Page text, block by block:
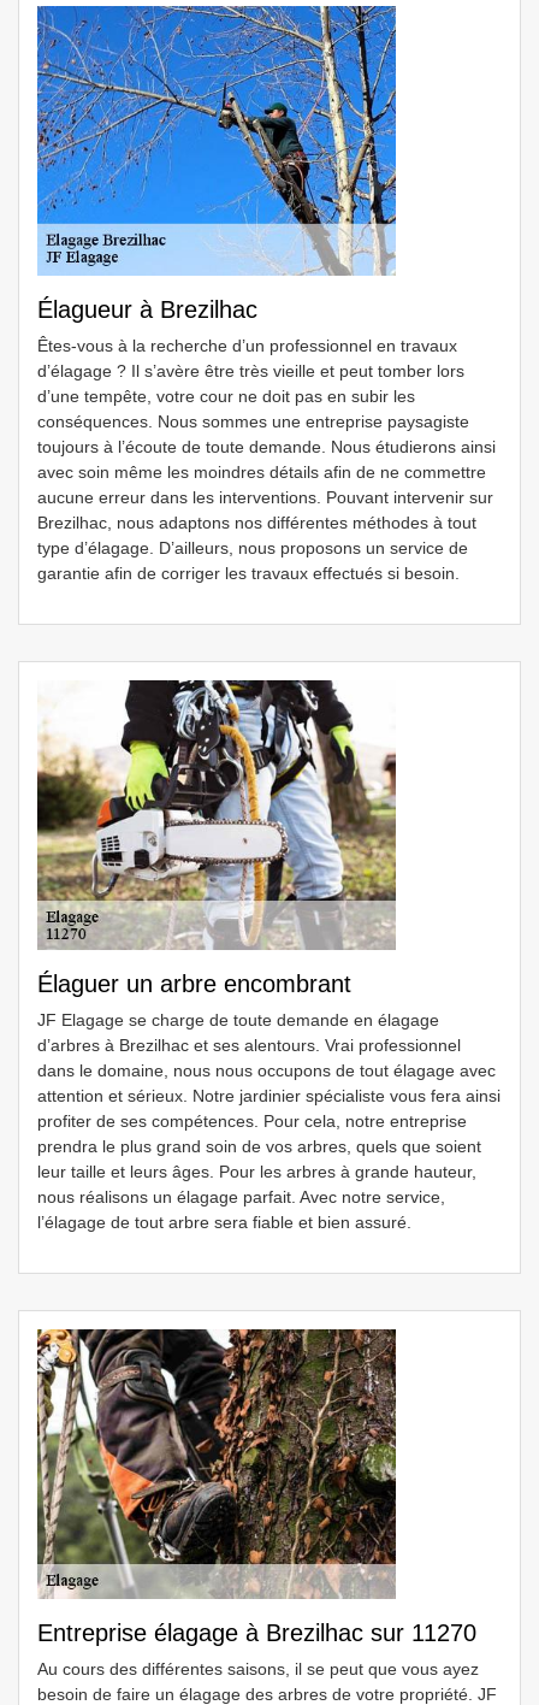
Élagueur à Brezilhac
Êtes-vous à la recherche d’un professionnel en travaux
d’élagage ? Il s’avère être très vieille et peut tomber lors
d’une tempête, votre cour ne doit pas en subir les
conséquences. Nous sommes une entreprise paysagiste
toujours à l’écoute de toute demande. Nous étudierons ainsi
avec soin même les moindres détails afin de ne commettre
aucune erreur dans les interventions. Pouvant intervenir sur
Brezilhac, nous adaptons nos différentes méthodes à tout
type d’élagage. D’ailleurs, nous proposons un service de
garantie afin de corriger les travaux effectués si besoin.
Élaguer un arbre encombrant
JF Elagage se charge de toute demande en élagage
d’arbres à Brezilhac et ses alentours. Vrai professionnel
dans le domaine, nous nous occupons de tout élagage avec
attention et sérieux. Notre jardinier spécialiste vous fera ainsi
profiter de ses compétences. Pour cela, notre entreprise
prendra le plus grand soin de vos arbres, quels que soient
leur taille et leurs âges. Pour les arbres à grande hauteur,
nous réalisons un élagage parfait. Avec notre service,
l’élagage de tout arbre sera fiable et bien assuré.
Entreprise élagage à Brezilhac sur 11270
Au cours des différentes saisons, il se peut que vous ayez
besoin de faire un élagage des arbres de votre propriété. JF